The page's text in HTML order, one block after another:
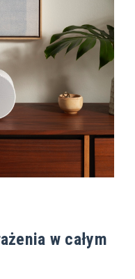
w całym